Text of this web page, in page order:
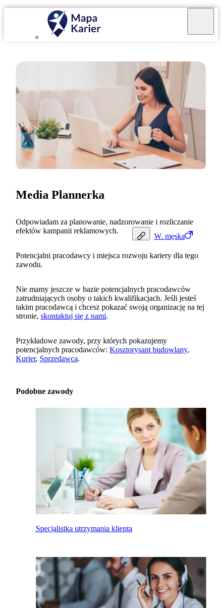
W. męska
Media Plannerka
Odpowiadam za planowanie, nadzorowanie i rozliczanie
efektów kampanii reklamowych.
Potencjalni pracodawcy i miejsca rozwoju kariery dla tego
zawodu.
Nie mamy jeszcze w bazie potencjalnych pracodawców
zatrudniających osoby o takich kwalifikacjach. Jeśli jesteś
takim pracodawcą i chcesz pokazać swoją organizację na tej
stronie, skontaktuj się z nami.
Przykładowe zawody, przy których pokazujemy
potencjalnych pracodawców: Kosztorysant budowlany,
Kurier, Sprzedawca.
Podobne zawody
Specjalistka utrzymania klienta